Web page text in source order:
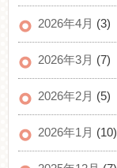
2026年4月 (3)
2026年3月 (7)
2026年2月 (5)
2026年1月 (10)